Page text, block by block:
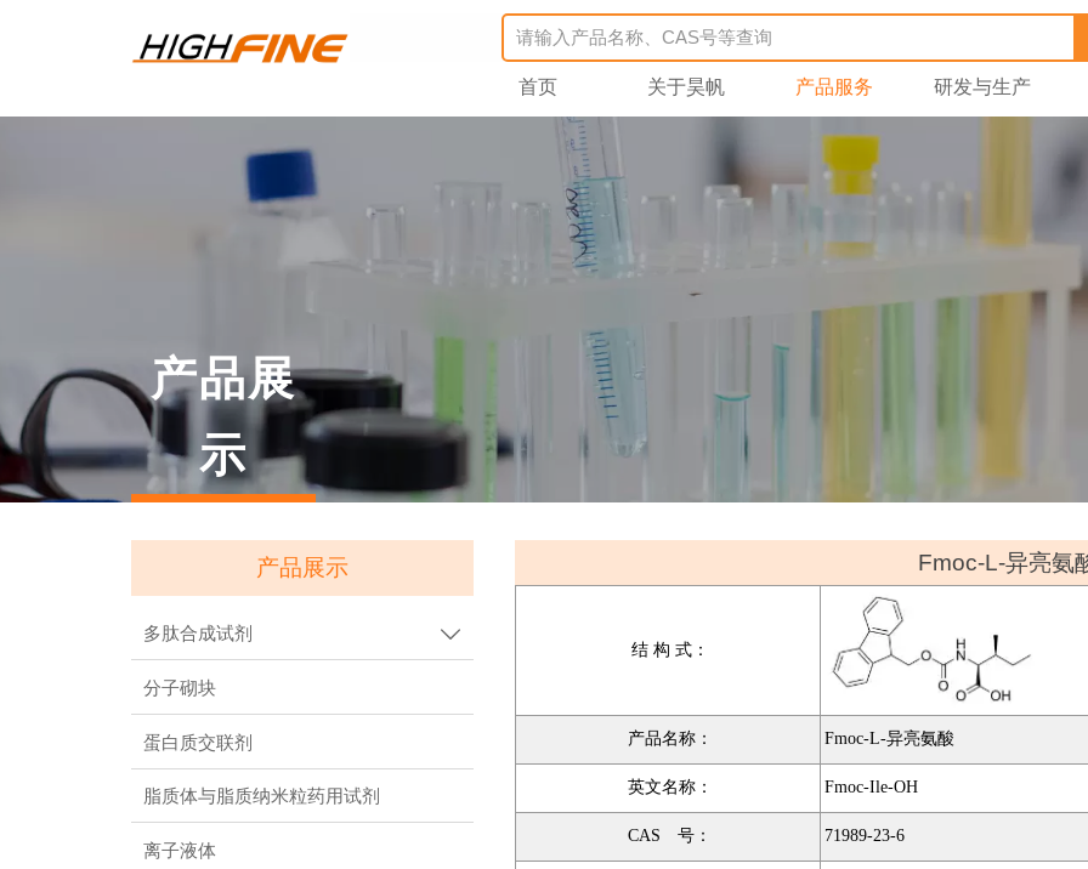
首页 关于昊帆 产品服务 研发与生产
产品展
示
产品展示
多肽合成试剂 
分子砌块
蛋白质交联剂
脂质体与脂质纳米粒药用试剂
离子液体
Fmoc-L-异亮氨
结 构 式：
产品名称： Fmoc-L-异亮氨酸
英文名称： Fmoc-Ile-OH
CAS 号： 71989-23-6